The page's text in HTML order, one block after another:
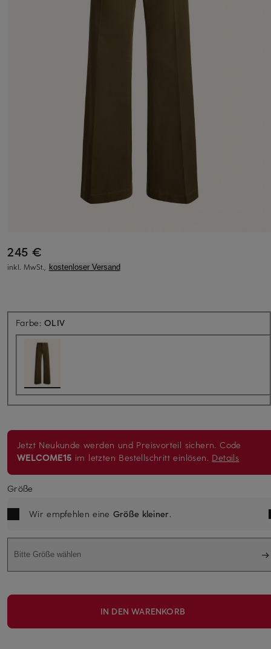
245 €
inkl. MwSt., kostenloser Versand
Farbe:OLIV
Jetzt Neukunde werden und Preisvorteil sichern. Code
WELCOME15 im letzten Bestellschritt einlösen. Details
Größe
Wir empfehlen eine Größe kleiner.
Bitte Größe wählen
IN DEN WARENKORB